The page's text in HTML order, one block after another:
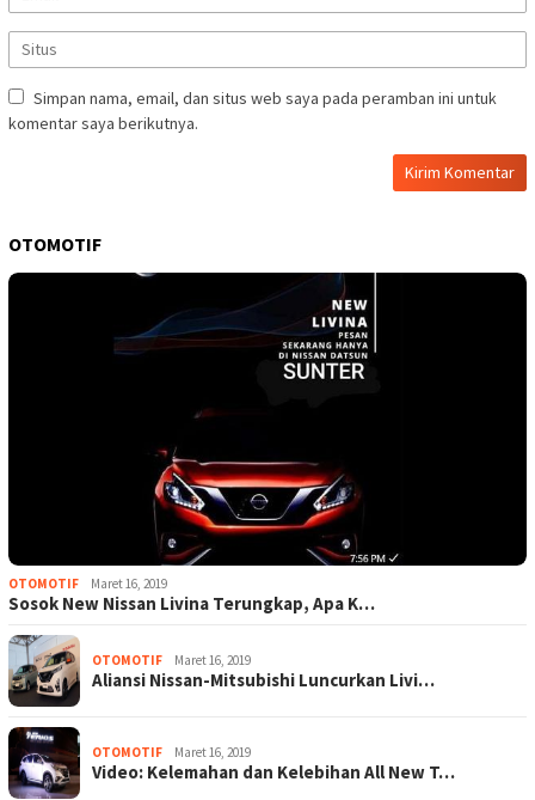
Simpan nama, email, dan situs web saya pada peramban ini untuk
komentar saya berikutnya.
OTOMOTIF
OTOMOTIF Maret 16, 2019
Sosok New Nissan Livina Terungkap, Apa K…
OTOMOTIF Maret 16, 2019
Aliansi Nissan-Mitsubishi Luncurkan Livi…
OTOMOTIF Maret 16, 2019
Video: Kelemahan dan Kelebihan All New T…